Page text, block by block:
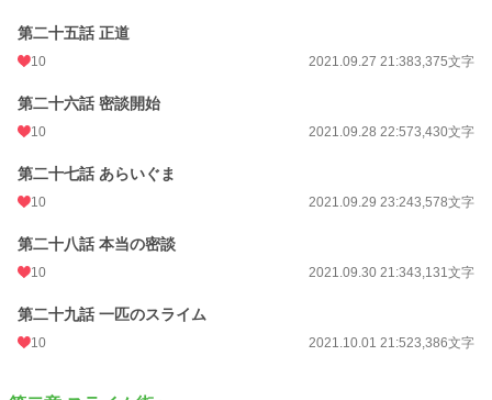
第二十五話 正道
10 2021.09.27 21:383,375文字
第二十六話 密談開始
10 2021.09.28 22:573,430文字
第二十七話 あらいぐま
10 2021.09.29 23:243,578文字
第二十八話 本当の密談
10 2021.09.30 21:343,131文字
第二十九話 一匹のスライム
10 2021.10.01 21:523,386文字